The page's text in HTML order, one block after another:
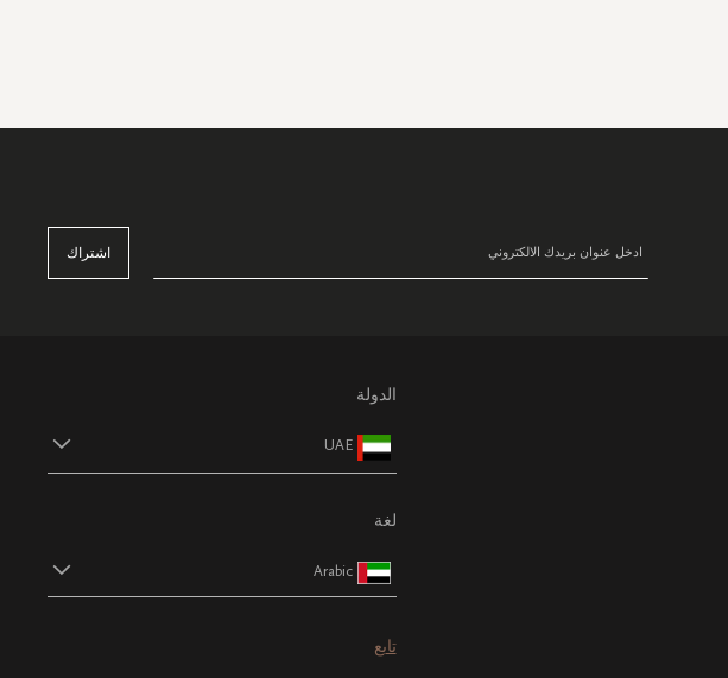
اشتراك
الدولة
UAE
لغة
Arabic
تابع